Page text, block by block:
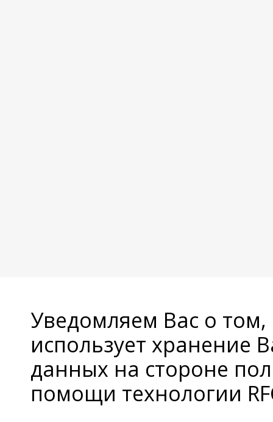
Уведомляем Вас о
использует хранение
данных на стороне
помощи технологии